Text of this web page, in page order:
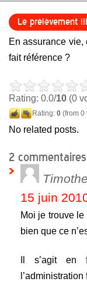
Le prélèvement
En assurance vie,
fait référence ?
Rating: 0.0/10 (0
Rating: 0 (from 0
No related posts.
2
Timothe
15 juin
Moi je trouve
bien que ce
Il s’agit en